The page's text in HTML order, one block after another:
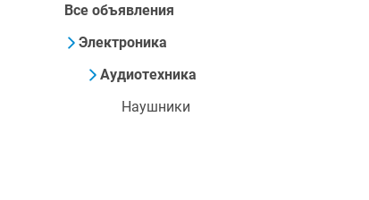
Все объявления
Электроника
Аудиотехника
Наушники